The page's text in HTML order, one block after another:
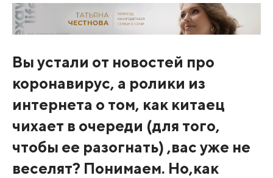
Вы устали от новостей про
коронавирус, а ролики из
интернета о том, как китаец
чихает в очереди (для того,
чтобы ее разогнать) ,вас уже не
веселят? Понимаем. Но,как